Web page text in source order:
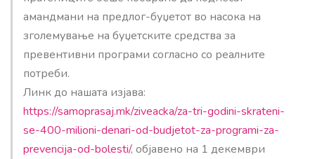
амандмани на предлог-буџетот во насока на
зголемување на буџетските средства за
превентивни програми согласно со реалните
потреби.
Линк до нашата изјава:
https://samoprasaj.mk/ziveacka/za-tri-godini-skrateni-
se-400-milioni-denari-od-budjetot-za-programi-za-
prevencija-od-bolesti/, објавено на 1 декември